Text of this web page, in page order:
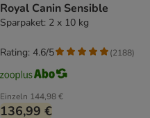
Royal Canin Sensible
Sparpaket: 2 x 10 kg
Einzeln 144,98 €
136,99 €
Rating: 4.6/5 (2188)